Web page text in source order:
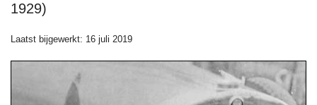
1929)
Laatst bijgewerkt: 16 juli 2019